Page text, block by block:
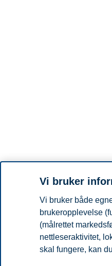
Vi bruker
Vi bruker både
brukeropplevelse
(målrettet
nettleseraktivitet,
skal fungere, kan